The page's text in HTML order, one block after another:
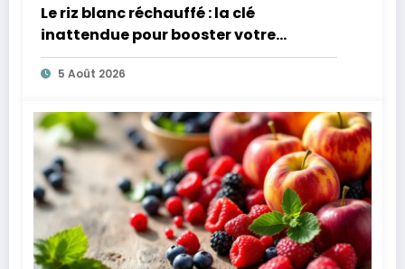
Le riz blanc réchauffé : la clé
inattendue pour booster votre
microbiote
5 Août 2026